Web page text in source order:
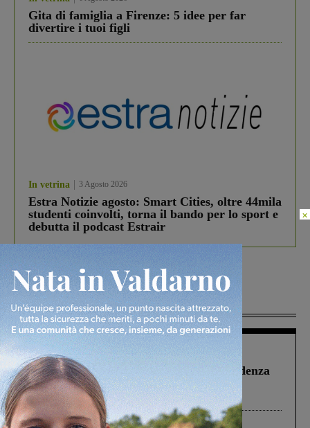
Gita di famiglia a Firenze: 5 idee per far
divertire i tuoi figli
In vetrina 3 Agosto 2026
Estra Notizie agosto: Smart Cities, oltre 44mila
studenti coinvolti, torna il bando per lo sport e
debutta il podcast Estrair
Più lette
Figline Incisa Valdarno 1 Agosto 2026
Piscina di Figline finanziata oltre la scadenza
Pnrr, il gruppo di Fratelli d’Italia: “Un
ringraziamento al Governo”
Cronaca 3 Agosto 2026
×